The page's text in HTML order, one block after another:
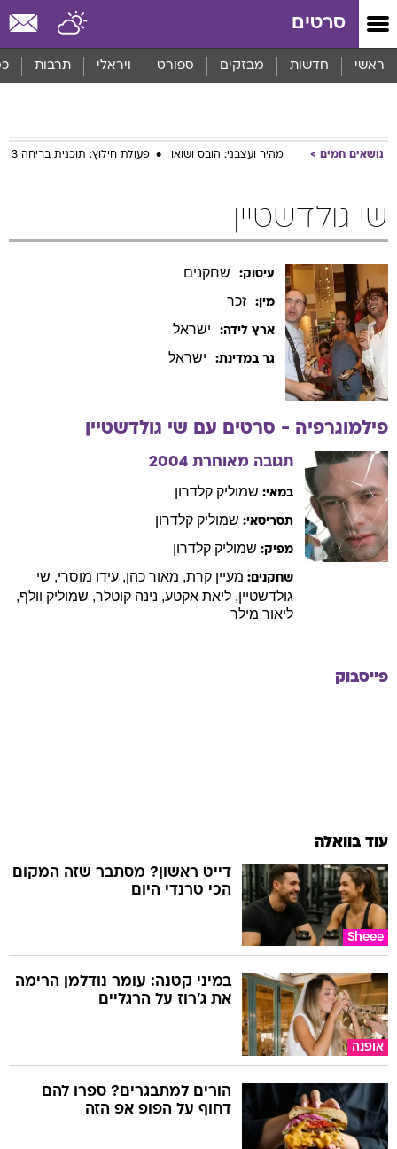
סרטים
ראשי חדשות מבזקים ספורט ויראלי תרבות
נושאים חמים מהיר ועצבני: הובס ושואו פעולת חילוץ: תוכנית בריחה 3
שי גולדשטיין
עיסוק: שחקנים
מין: זכר
ארץ לידה: ישראל
גר במדינת: ישראל
פילמוגרפיה - סרטים עם שי גולדשטיין
תגובה מאוחרת 2004
במאי: שמוליק קלדרון
תסריטאי: שמוליק קלדרון
מפיק: שמוליק קלדרון
שחקנים: מעיין קרת, מאור כהן, עידו מוסרי, שי
גולדשטיין, ליאת אקטע, נינה קוטלר, שמוליק וולף,
ליאור מילר
פייסבוק
עוד בוואלה
Sheee
דייט ראשון? מסתבר שזה המקום
הכי טרנדי היום
אופנה
במיני קטנה: עומר נודלמן הרימה
את ג'רוז על הרגליים
הורים למתבגרים? ספרו להם
דחוף על הפופ אפ הזה